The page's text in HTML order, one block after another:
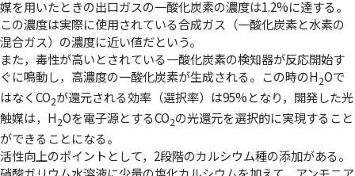
媒を用いたときの出口ガスの一酸化炭素の濃度は1.2%に達する。
この濃度は実際に使用されている合成ガス（一酸化炭素と水素の
混合ガス）の濃度に近い値だという。
また，毒性が高いとされている一酸化炭素の検知器が反応開始す
ぐに鳴動し，高濃度の一酸化炭素が生成される。この時のH2Oで
はなくCO2が還元される効率（選択率）は95%となり，開発した光
触媒は，H2Oを電子源とするCO2の光還元を選択的に実現すること
ができることになる。
活性向上のポイントとして，2段階のカルシウム種の添加がある。